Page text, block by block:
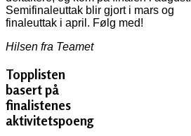
Semifinaleuttak blir gjort i mars og
finaleuttak i april. Følg med!
Hilsen fra Teamet
Topplisten
basert på
finalistenes
aktivitetspoeng